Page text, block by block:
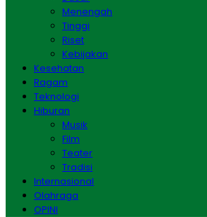
Menengah
Tinggi
Riset
Kebijakan
Kesehatan
Ragam
Teknologi
Hiburan
Musik
Film
Teater
Tradisi
Internasional
Olahraga
OPINI